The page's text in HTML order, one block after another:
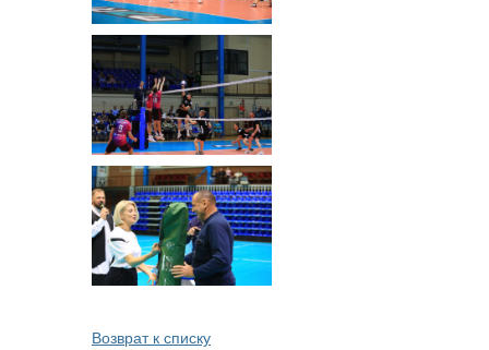
Возврат к списку